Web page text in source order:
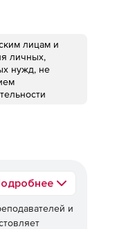
лицам и
личных,
нужд, не
и